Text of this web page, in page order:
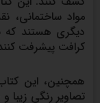
مواد ساختمانی،
دیگری هستند که
کرافت پیشرفت
همچنین، این
تصاویر رنگی